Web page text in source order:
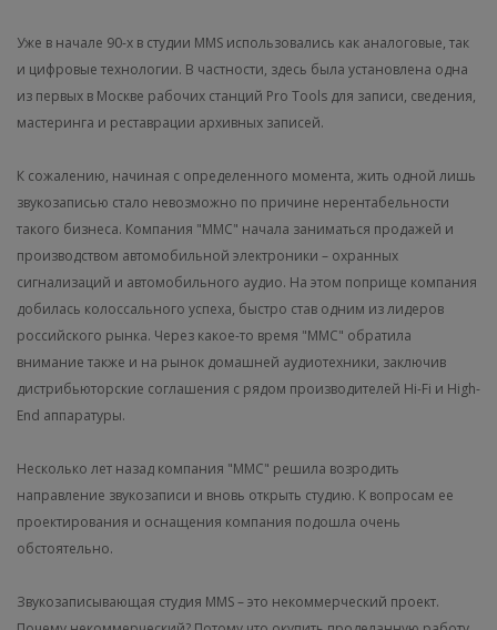
Уже в начале 90-х в студии MMS использовались как аналоговые, так
и цифровые технологии. В частности, здесь была установлена одна
из первых в Москве рабочих станций Pro Tools для записи, сведения,
мастеринга и реставрации архивных записей.
К сожалению, начиная с определенного момента, жить одной лишь
звукозаписью стало невозможно по причине нерентабельности
такого бизнеса. Компания "ММС" начала заниматься продажей и
производством автомобильной электроники – охранных
сигнализаций и автомобильного аудио. На этом поприще компания
добилась колоссального успеха, быстро став одним из лидеров
российского рынка. Через какое-то время "ММС" обратила
внимание также и на рынок домашней аудиотехники, заключив
дистрибьюторские соглашения с рядом производителей Hi-Fi и High-
End аппаратуры.
Несколько лет назад компания "ММС" решила возродить
направление звукозаписи и вновь открыть студию. К вопросам ее
проектирования и оснащения компания подошла очень
обстоятельно.
Звукозаписывающая студия MMS – это некоммерческий проект.